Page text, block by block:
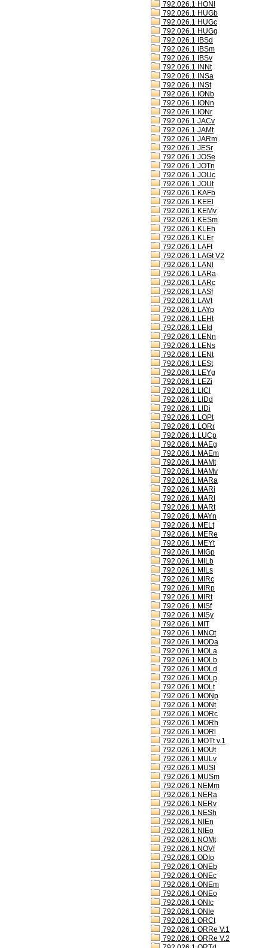
792.026.1 HONl
792.026.1 HUGb
792.026.1 HUGc
792.026.1 HUGg
792.026.1 IBSd
792.026.1 IBSm
792.026.1 IBSv
792.026.1 INNt
792.026.1 INSa
792.026.1 INSt
792.026.1 IONb
792.026.1 IONn
792.026.1 IONr
792.026.1 JACv
792.026.1 JAMt
792.026.1 JARm
792.026.1 JESr
792.026.1 JOSe
792.026.1 JOTn
792.026.1 JOUc
792.026.1 JOUt
792.026.1 KAFb
792.026.1 KEEl
792.026.1 KEMv
792.026.1 KESm
792.026.1 KLEh
792.026.1 KLEr
792.026.1 LAFt
792.026.1 LAGt V2
792.026.1 LANl
792.026.1 LARa
792.026.1 LARc
792.026.1 LASf
792.026.1 LAVt
792.026.1 LAYp
792.026.1 LEHt
792.026.1 LEId
792.026.1 LENn
792.026.1 LENs
792.026.1 LENt
792.026.1 LESt
792.026.1 LEYg
792.026.1 LEZi
792.026.1 LICl
792.026.1 LIDd
792.026.1 LIDi
792.026.1 LOPt
792.026.1 LORr
792.026.1 LUCp
792.026.1 MAEg
792.026.1 MAEm
792.026.1 MAMt
792.026.1 MAMv
792.026.1 MARa
792.026.1 MARi
792.026.1 MARl
792.026.1 MARt
792.026.1 MAYn
792.026.1 MELt
792.026.1 MERe
792.026.1 MEYt
792.026.1 MIGp
792.026.1 MILb
792.026.1 MILs
792.026.1 MIRc
792.026.1 MIRp
792.026.1 MIRt
792.026.1 MISf
792.026.1 MISy
792.026.1 MIT
792.026.1 MNOt
792.026.1 MODa
792.026.1 MOLa
792.026.1 MOLb
792.026.1 MOLd
792.026.1 MOLp
792.026.1 MOLt
792.026.1 MONp
792.026.1 MONt
792.026.1 MORc
792.026.1 MORh
792.026.1 MORl
792.026.1 MOTt v.1
792.026.1 MOUt
792.026.1 MULv
792.026.1 MUSl
792.026.1 MUSm
792.026.1 NEMm
792.026.1 NERa
792.026.1 NERv
792.026.1 NESh
792.026.1 NIEn
792.026.1 NIEo
792.026.1 NOMt
792.026.1 NOVf
792.026.1 ODIo
792.026.1 ONEb
792.026.1 ONEc
792.026.1 ONEm
792.026.1 ONEo
792.026.1 ONIc
792.026.1 ONIe
792.026.1 ORCt
792.026.1 ORRe V.1
792.026.1 ORRe V.2